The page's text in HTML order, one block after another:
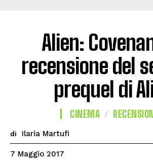
Alien:
recensione del
prequel di
CINEMA
di Ilaria Martufi
7 Maggio 2017